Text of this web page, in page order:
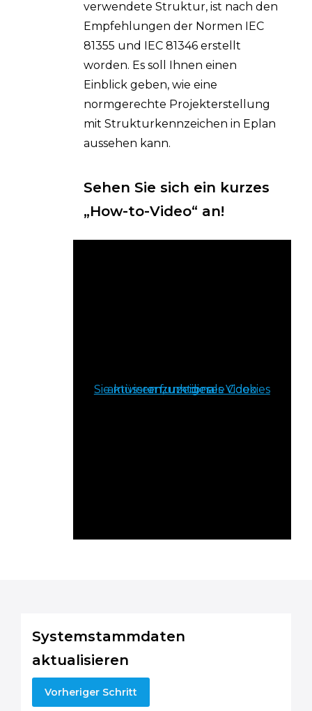
verwendete Struktur, ist nach den
Empfehlungen der Normen IEC
81355 und IEC 81346 erstellt
worden. Es soll Ihnen einen
Einblick geben, wie eine
normgerechte Projekterstellung
mit Strukturkennzeichen in Eplan
aussehen kann.
Sehen Sie sich ein kurzes
„How-to-Video“ an!
Sie müssen funktionale Cookies aktivieren, um dieses Video anzuzeigen.
Systemstammdaten
aktualisieren
Vorheriger Schritt